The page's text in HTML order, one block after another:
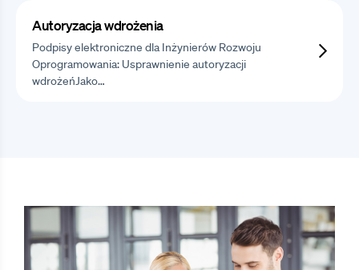
Autoryzacja wdrożenia
Podpisy elektroniczne dla Inżynierów Rozwoju
Oprogramowania: Usprawnienie autoryzacji
wdrożeńJako…